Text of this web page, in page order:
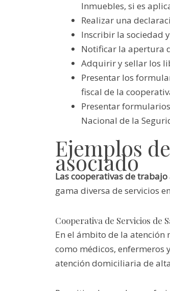
Inmuebles, si es
Realizar una
Inscribir la sociedad
Notificar la apertura
Adquirir y sellar los
Presentar los
fiscal de la
Presentar
Nacional de la
Ejemplos
asociado
Las cooperativas de
gama diversa de servicios
Cooperativa de Servicios de
En el ámbito de la atención
como médicos, enfermeros
atención domiciliaria de